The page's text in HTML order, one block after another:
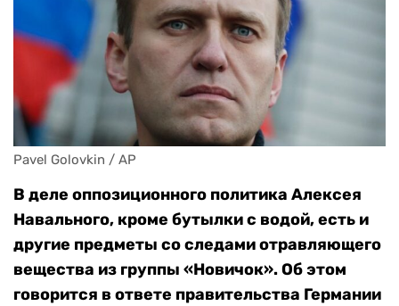
Pavel Golovkin / AP
В деле оппозиционного политика Алексея
Навального, кроме бутылки с водой, есть и
другие предметы со следами отравляющего
вещества из группы «Новичок». Об этом
говорится в ответе правительства Германии